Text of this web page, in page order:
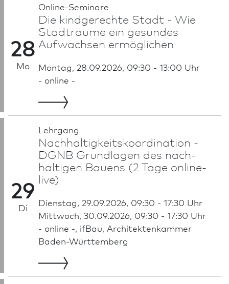
28
Mo
Online-Seminare
Die kindge­rech­te Stadt - Wie
Stadträume ein gesundes
Aufwachsen er­mög­lichen
Montag, 28.09.2026, 09:30 - 13:00 Uhr
- online -
29
Di
Lehrgang
Nachhaltigkeits­koordination -
DGNB Grundlagen des nach­
haltigen Bauens (2 Tage online-
live)
Dienstag, 29.09.2026, 09:30 - 17:30 Uhr
Mittwoch, 30.09.2026, 09:30 - 17:30 Uhr
- online -, ifBau, Architekten­kammer
Baden-Württemberg